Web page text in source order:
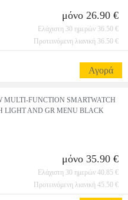
μόνο 26.90 €
Ελάχιστη 30 ημερών 36.50 €
Προτεινόμενη λιανική 36.50 €
Αγορά
MULTI-FUNCTION SMARTWATCH
LIGHT AND GR MENU BLACK
μόνο 35.90 €
Ελάχιστη 30 ημερών 40.85 €
Προτεινόμενη λιανική 45.50 €